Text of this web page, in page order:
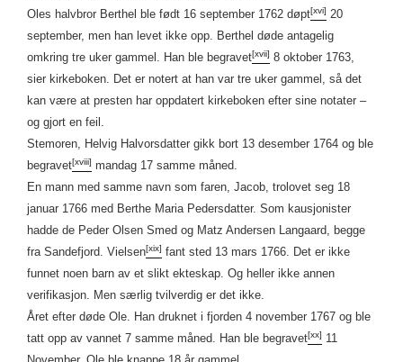
Oles halvbror Berthel ble født 16 september 1762 døpt[xvi] 20
september, men han levet ikke opp. Berthel døde antagelig
omkring tre uker gammel. Han ble begravet[xvii] 8 oktober 1763,
sier kirkeboken. Det er notert at han var tre uker gammel, så det
kan være at presten har oppdatert kirkeboken efter sine notater –
og gjort en feil.
Stemoren, Helvig Halvorsdatter gikk bort 13 desember 1764 og ble
begravet[xviii] mandag 17 samme måned.
En mann med samme navn som faren, Jacob, trolovet seg 18
januar 1766 med Berthe Maria Pedersdatter. Som kausjonister
hadde de Peder Olsen Smed og Matz Andersen Langaard, begge
fra Sandefjord. Vielsen[xix] fant sted 13 mars 1766. Det er ikke
funnet noen barn av et slikt ekteskap. Og heller ikke annen
verifikasjon. Men særlig tvilverdig er det ikke.
Året efter døde Ole. Han druknet i fjorden 4 november 1767 og ble
tatt opp av vannet 7 samme måned. Han ble begravet[xx] 11